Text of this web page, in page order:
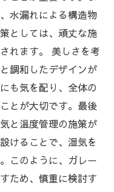
水漏れによる構造物
としては、頑丈な施
れます。 美しさを考
調和したデザインが
も気を配り、全体の
とが大切です。最後
と温度管理の施策が
けることで、湿気を
このように、ガレー
ため、慎重に検討す